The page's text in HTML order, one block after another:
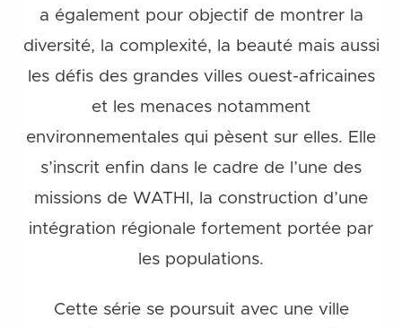
a également pour objectif de montrer la
diversité, la complexité, la beauté mais aussi
les défis des grandes villes ouest-africaines
et les menaces notamment
environnementales qui pèsent sur elles. Elle
s’inscrit enfin dans le cadre de l’une des
missions de WATHI, la construction d’une
intégration régionale fortement portée par
les populations.
Cette série se poursuit avec une ville